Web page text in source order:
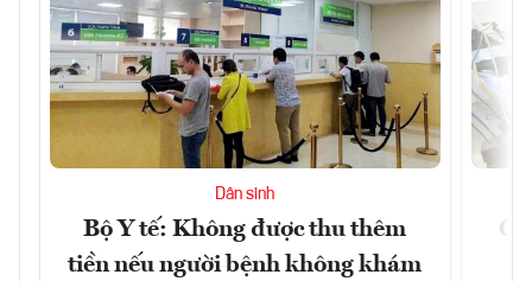
Dân sinh
Bộ Y tế: Không được thu thêm
tiền nếu người bệnh không khám